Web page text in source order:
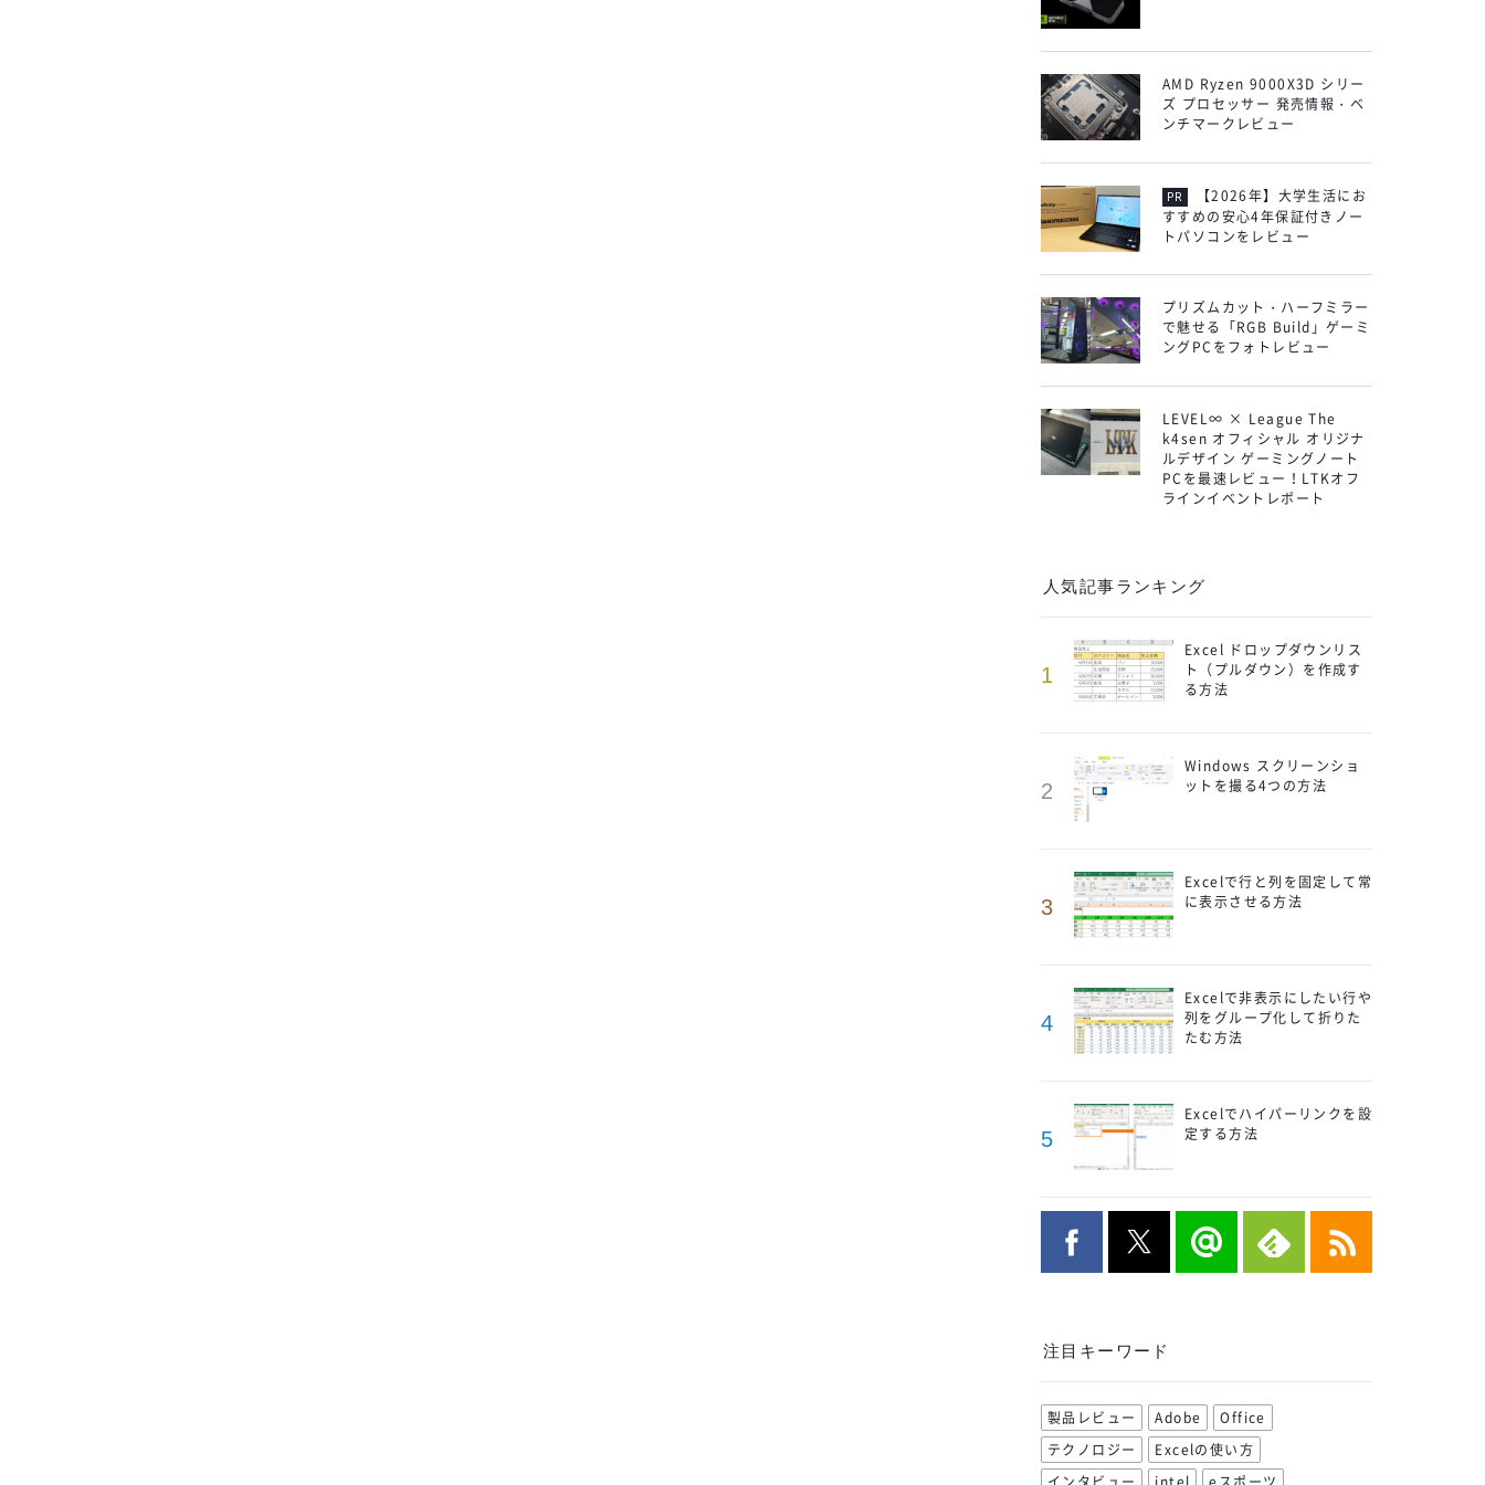
AMD Ryzen 9000X3D シリー
ズ プロセッサー 発売情報・ベ
ンチマークレビュー
【2026年】大学生活にお
すすめの安心4年保証付きノー
トパソコンをレビュー
プリズムカット・ハーフミラー
で魅せる「RGB Build」ゲーミ
ングPCをフォトレビュー
LEVEL∞ × League The
k4sen オフィシャル オリジナ
ルデザイン ゲーミングノート
PCを最速レビュー！LTKオフ
ラインイベントレポート
人気記事ランキング
1
Excel ドロップダウンリス
ト（プルダウン）を作成す
る方法
2
Windows スクリーンショ
ットを撮る4つの方法
3
Excelで行と列を固定して常
に表示させる方法
4
Excelで非表示にしたい行や
列をグループ化して折りた
たむ方法
5
Excelでハイパーリンクを設
定する方法
注目キーワード
製品レビュー Adobe
Office
テクノロジー
Excelの使い方